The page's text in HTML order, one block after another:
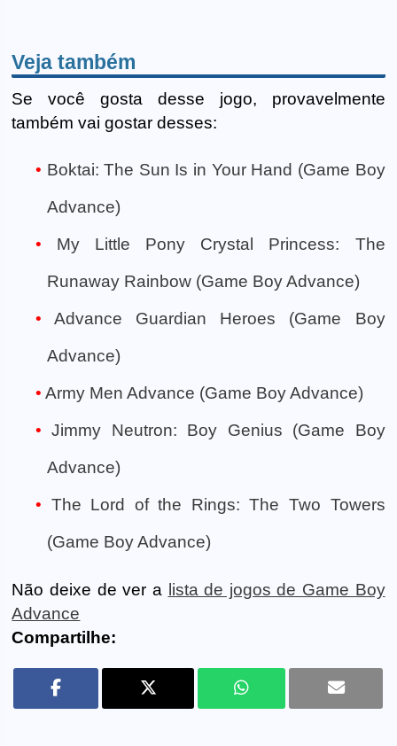
Veja também
Se você gosta desse jogo, provavelmente
também vai gostar desses:
Boktai: The Sun Is in Your Hand (Game Boy
Advance)
My Little Pony Crystal Princess: The
Runaway Rainbow (Game Boy Advance)
Advance Guardian Heroes (Game Boy
Advance)
Army Men Advance (Game Boy Advance)
Jimmy Neutron: Boy Genius (Game Boy
Advance)
The Lord of the Rings: The Two Towers
(Game Boy Advance)
Não deixe de ver a
lista de jogos de Game Boy
Advance
Compartilhe: